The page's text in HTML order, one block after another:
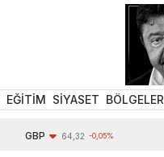
EĞİTİM SİYASET BÖLGELER
64,32 -0,05%